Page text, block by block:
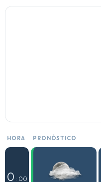
HORA PRONÓSTICO
0 : 00